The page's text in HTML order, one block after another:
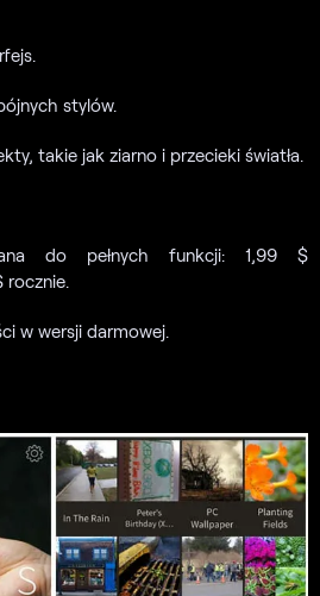
stylów.
takie jak ziarno i przecieki światła.
do pełnych funkcji: 1,99 $
rocznie.
w wersji darmowej.